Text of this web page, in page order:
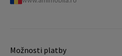
Možnosti platby